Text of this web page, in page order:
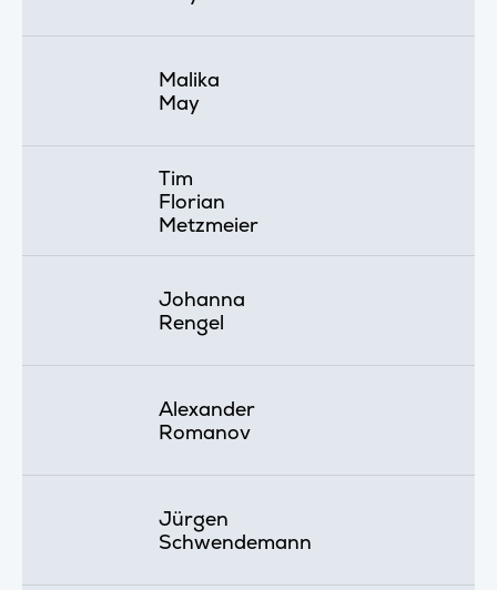
Malika
May
Tim
Florian
Metzmeier
Johanna
Rengel
Alexander
Romanov
Jürgen
Schwendemann